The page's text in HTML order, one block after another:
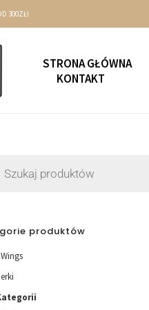
300ZŁ!
STRONA GŁÓWNA
KONTAKT
produktów